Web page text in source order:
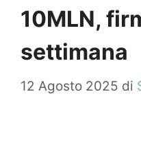
10MLN,
settimana
12 Agosto 2025 di